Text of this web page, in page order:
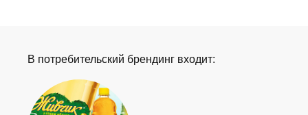
В потребительский брендинг входит: